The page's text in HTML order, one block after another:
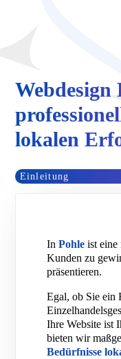
Webdesign
lokalen
Einleitung
InPohle ist eine
Kunden zu
präsentieren.
Egal, ob Sie ein
Ihre Website ist
bieten wir
Bedürfnisse